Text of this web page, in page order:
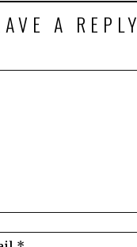
A REPLY